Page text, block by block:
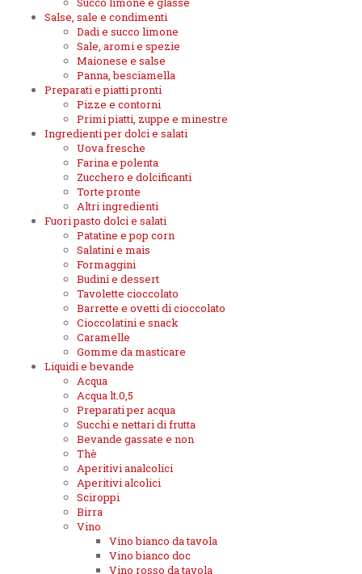
Salse, sale e condimenti
Dadi e succo limone
Sale, aromi e spezie
Maionese e salse
Panna, besciamella
Preparati e piatti pronti
Pizze e contorni
Primi piatti, zuppe e minestre
Ingredienti per dolci e salati
Uova fresche
Farina e polenta
Zucchero e dolcificanti
Torte pronte
Altri ingredienti
Fuori pasto dolci e salati
Patatine e pop corn
Salatini e mais
Formaggini
Budini e dessert
Tavolette cioccolato
Barrette e ovetti di cioccolato
Cioccolatini e snack
Caramelle
Gomme da masticare
Liquidi e bevande
Acqua
Acqua lt.0,5
Preparati per acqua
Succhi e nettari di frutta
Bevande gassate e non
Thè
Aperitivi analcolici
Aperitivi alcolici
Sciroppi
Birra
Vino
Vino bianco da tavola
Vino bianco doc
Vino rosso da tavola